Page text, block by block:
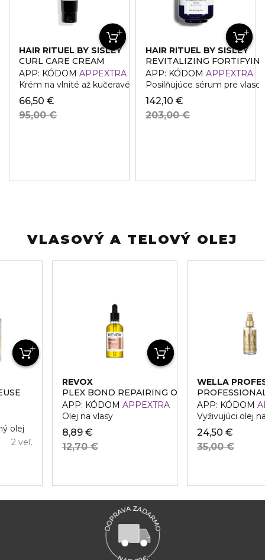
HAIR RITUEL BY SISLEY
CURL CARE CREAM
APP: KÓDOM APPEXTRA
Krém na vlnité až kučeravé vlasy
66,50 €
95,00 €
HAIR RITUEL BY SISLEY
REVITALIZING
APP: KÓDOM APPEXTRA
Posilňujúce sérum pre
142,10 €
203,00 €
VLASOVÝ A TELOVÝ OLEJ
olej
2 veľ.
REVOX
PLEX BOND REPAIRING OIL
APP: KÓDOM APPEXTRA
Olej na vlasy
8,89 €
12,70 €
WELLA
APP: KÓDOM
Vyživujúci olej
24,50 €
35,00 €